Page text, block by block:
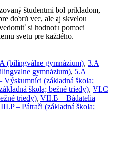
študentmi bol príkladom,
dobrú vec, ale aj skvelou
si hodnotu pomoci
svetu pre každého.
(bilingválne gymnázium), 3.A
gymnázium), 5.A
Výskumníci (základná škola;
škola; bežné triedy), VI.C
triedy), VII.B – Bádatelia
– Pátrači (základná škola;